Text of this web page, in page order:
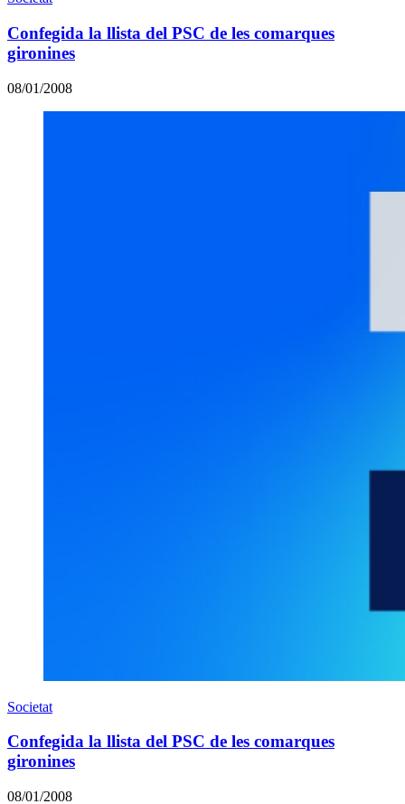
Confegida la llista del PSC de les comarques
gironines
08/01/2008
Societat
Confegida la llista del PSC de les comarques
gironines
08/01/2008